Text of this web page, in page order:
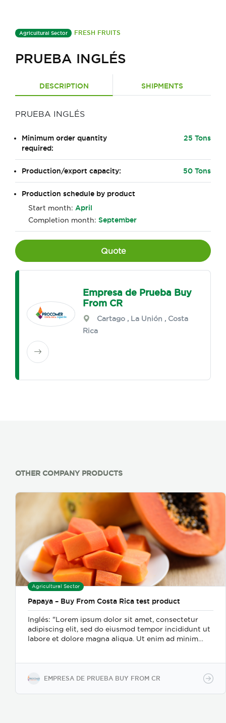
Agricultural Sector FRESH FRUITS
PRUEBA INGLÉS
DESCRIPTION SHIPMENTS
PRUEBA INGLÉS
Minimum order quantity
required:
25 Tons
Production/export capacity: 50 Tons
Production schedule by product
Start month: April
Completion month: September
Quote
Empresa de Prueba Buy
From CR
Cartago , La Unión , Costa
Rica
OTHER COMPANY PRODUCTS
Agricultural Sector
Papaya – Buy From Costa Rica test product
Inglés: "Lorem ipsum dolor sit amet, consectetur
adipiscing elit, sed do eiusmod tempor incididunt ut
labore et dolore magna aliqua. Ut enim ad minim
cillum dolore eu fugiat nulla pariatur. Excepteur sint
officia deserunt mollit anim id est laborum."
EMPRESA DE PRUEBA BUY FROM CR